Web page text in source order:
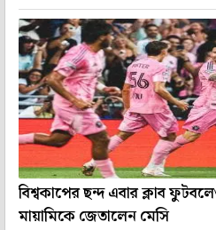
বিশ্বকাপের ছন্দ এবার ক্লাব
মায়ামিকে জেতালেন মেসি